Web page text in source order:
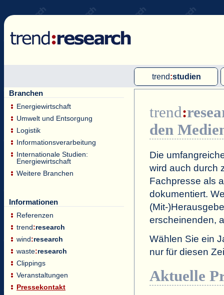
trend:studien
Single-Client-Studien
Internationale Markt Reports
Branchen
Energiewirtschaft
Umwelt und Entsorgung
Logistik
Informationsverarbeitung
Internationale Studien:
Energiewirtschaft
Weitere Branchen
Informationen
Referenzen
trend:research
wind:research
waste:research
Clippings
Veranstaltungen
Pressekontakt
trend:
den
Die
wird auch durch
Fachpresse als
dokumentiert.
(Mit-
erscheinenden,
Wählen Sie ein
nur für diesen
Aktuelle